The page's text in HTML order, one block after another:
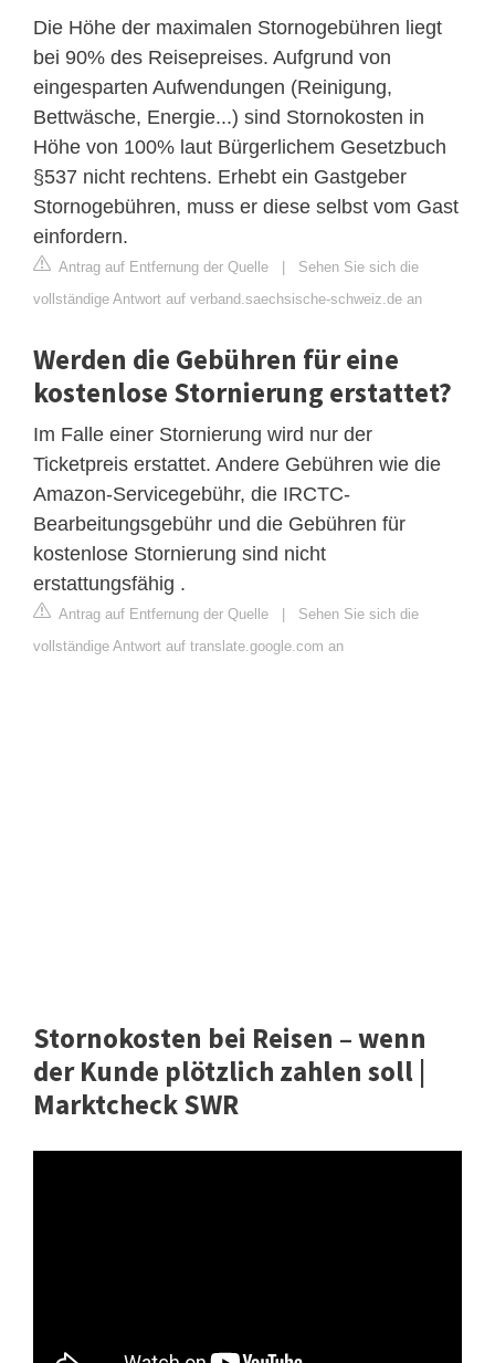
Die Höhe der maximalen Stornogebühren liegt
bei 90% des Reisepreises. Aufgrund von
eingesparten Aufwendungen (Reinigung,
Bettwäsche, Energie...) sind Stornokosten in
Höhe von 100% laut Bürgerlichem Gesetzbuch
§537 nicht rechtens. Erhebt ein Gastgeber
Stornogebühren, muss er diese selbst vom Gast
einfordern.
Antrag auf Entfernung der Quelle
Sehen Sie sich die
vollständige Antwort auf verband.saechsische-schweiz.de an
Werden die Gebühren für eine
kostenlose Stornierung erstattet?
Im Falle einer Stornierung wird nur der
Ticketpreis erstattet. Andere Gebühren wie die
Amazon-Servicegebühr, die IRCTC-
Bearbeitungsgebühr und die Gebühren für
kostenlose Stornierung sind nicht
erstattungsfähig .
Antrag auf Entfernung der Quelle
Sehen Sie sich die
vollständige Antwort auf translate.google.com an
Stornokosten bei Reisen – wenn
der Kunde plötzlich zahlen soll |
Marktcheck SWR